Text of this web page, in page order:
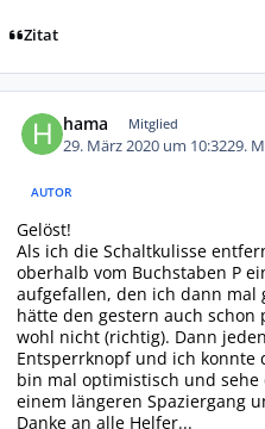
Zitat
hama Mitglied
29. März 2020 um 10:3229.
AUTOR
Gelöst!
Als ich die Schaltkulisse
oberhalb vom Buchstaben P
aufgefallen, den ich dann mal
hätte den gestern auch
wohl nicht (richtig). Dann
Entsperrknopf und ich konnte
bin mal optimistisch und sehe
einem längeren Spaziergang
Danke an alle Helfer...